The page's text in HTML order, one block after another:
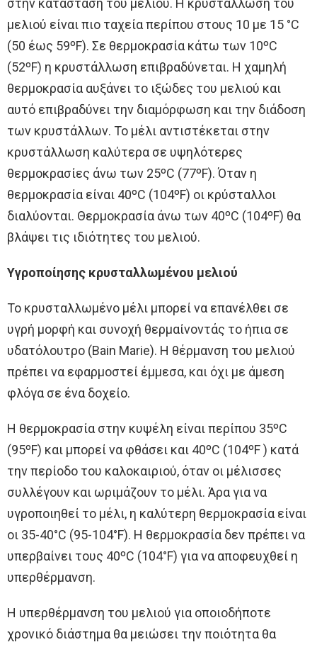
στην κατάσταση του μελιού. Η κρυστάλλωση του
μελιού είναι πιο ταχεία περίπου στους 10 με 15 °C
(50 έως 59ºF). Σε θερμοκρασία κάτω των 10ºC
(52ºF) η κρυστάλλωση επιβραδύνεται. Η χαμηλή
θερμοκρασία αυξάνει το ιξώδες του μελιού και
αυτό επιβραδύνει την διαμόρφωση και την διάδοση
των κρυστάλλων. Το μέλι αντιστέκεται στην
κρυστάλλωση καλύτερα σε υψηλότερες
θερμοκρασίες άνω των 25ºC (77ºF). Όταν η
θερμοκρασία είναι 40ºC (104ºF) οι κρύσταλλοι
διαλύονται. Θερμοκρασία άνω των 40ºC (104ºF) θα
βλάψει τις ιδιότητες του μελιού.
Υγροποίησης κρυσταλλωμένου μελιού
Το κρυσταλλωμένο μέλι μπορεί να επανέλθει σε
υγρή μορφή και συνοχή θερμαίνοντάς το ήπια σε
υδατόλουτρο (Bain Marie). Η θέρμανση του μελιού
πρέπει να εφαρμοστεί έμμεσα, και όχι με άμεση
φλόγα σε ένα δοχείο.
Η θερμοκρασία στην κυψέλη είναι περίπου 35ºC
(95ºF) και μπορεί να φθάσει και 40ºC (104ºF ) κατά
την περίοδο του καλοκαιριού, όταν οι μέλισσες
συλλέγουν και ωριμάζουν το μέλι. Άρα για να
υγροποιηθεί το μέλι, η καλύτερη θερμοκρασία είναι
οι 35-40°C (95-104°F). Η θερμοκρασία δεν πρέπει να
υπερβαίνει τους 40ºC (104°F) για να αποφευχθεί η
υπερθέρμανση.
Η υπερθέρμανση του μελιού για οποιοδήποτε
χρονικό διάστημα θα μειώσει την ποιότητα θα